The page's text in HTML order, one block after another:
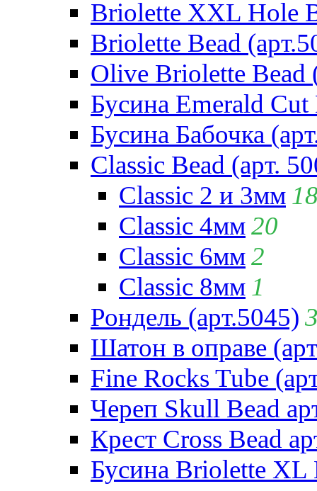
Briolette XXL Hole
Briolette Bead
Olive Briolette Bead
Бусина Emerald Cut
Бусина Бабочка
Classic Bead (арт.
Classic 2 и 3мм
Classic 4мм20
Classic 6мм2
Classic 8мм 1
Рондель (арт.5045)
Шатон в оправе
Fine Rocks Tube
Череп Skull Bead
Крест Cross Bead
Бусина Briolette XL